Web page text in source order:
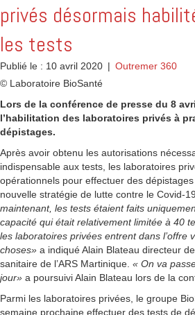
privés désormais
les tests
Publié le : 10 avril 2020 | Outremer 360
© Laboratoire BioSanté
Lors de la conférence de presse du 8
l’habilitation des laboratoires privés à
dépistages.
Après avoir obtenu les autorisations
indispensable aux tests, les laboratoires
opérationnels pour effectuer des
nouvelle stratégie de lutte contre le Covid-19
maintenant, les tests étaient faits
capacité qui était relativement limitée à 40
les laboratoires privées entrent dans l’offre
choses» a indiqué Alain Blateau directeur
sanitaire de l’ARS Martinique. « On va
jour» a poursuivi Alain Blateau lors de la
Parmi les laboratoires privées, le groupe
semaine prochaine effectuer des tests de